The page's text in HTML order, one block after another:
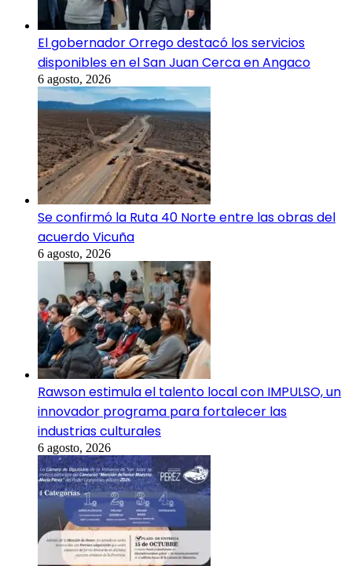
El gobernador Orrego destacó los servicios
disponibles en el San Juan Cerca en Angaco
6 agosto, 2026
Se confirmó la Ruta 40 Norte entre las obras del
acuerdo Vicuña
6 agosto, 2026
Rawson estimula el talento local con IMPULSO, un
innovador programa para fortalecer las
industrias culturales
6 agosto, 2026